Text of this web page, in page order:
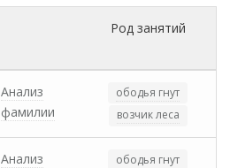
Род занятий
Анализ
фамилии
ободья гнут
возчик леса
Анализ
ободья гнут